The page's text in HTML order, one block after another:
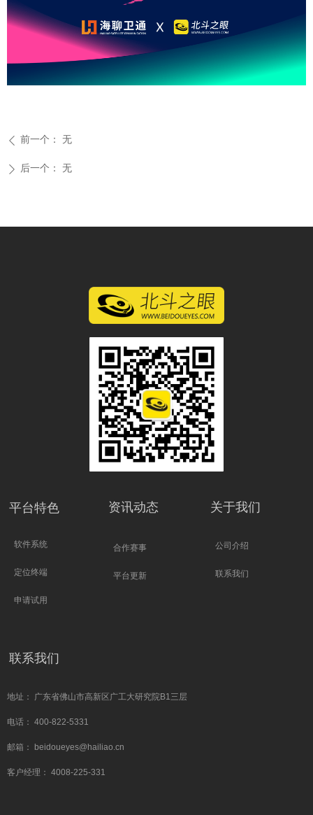
ꄴ 前一个： 无
ꄲ 后一个： 无
平台特色
软件系统
定位终端
申请试用
资讯动态
合作赛事
平台更新
关于我们
公司介绍
联系我们
联系我们
地址： 广东省佛山市高新区广工大研究院B1三层
电话： 400-822-5331
邮箱： beidoueyes@hailiao.cn
客户经理： 4008-225-331